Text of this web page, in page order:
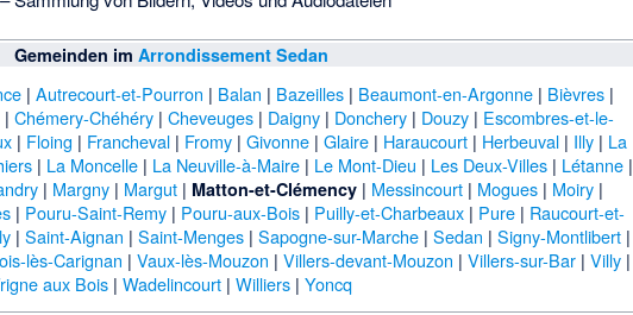
Gemeinden im Arrondissement Sedan
|Autrecourt-et-Pourron | Balan | Bazeilles | Beaumont-en-Argonne | Bièvres |
| Chémery-Chéhéry| Cheveuges| Daigny| Donchery| Douzy| Escombres-et-le-
| Floing | Francheval| Fromy| Givonne| Glaire| Haraucourt| Herbeuval| Illy| La
| La Moncelle | La Neuville-à-Maire | Le Mont-Dieu | Les Deux-Villes | Létanne |
| Margny | Margut | Matton-et-Clémency | Messincourt | Mogues | Moiry |
| Pouru-Saint-Remy | Pouru-aux-Bois | Puilly-et-Charbeaux | Pure | Raucourt-et-
| Saint-Aignan | Saint-Menges| Sapogne-sur-Marche| Sedan | Signy-Montlibert|
lès-Carignan | Vaux-lès-Mouzon | Villers-devant-Mouzon | Villers-sur-Bar| Villy|
aux Bois |Wadelincourt |Williers |Yoncq